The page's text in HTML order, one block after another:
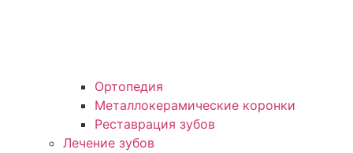
Ортопедия
Металлокерамические коронки
Реставрация зубов
Лечение зубов